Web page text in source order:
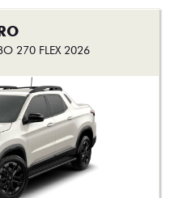
99258-3731
270 FLEX 2026